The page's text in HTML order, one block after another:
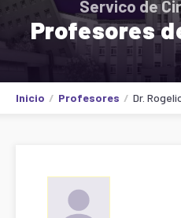
Servico de
Profesores
Inicio Profesores Dr.